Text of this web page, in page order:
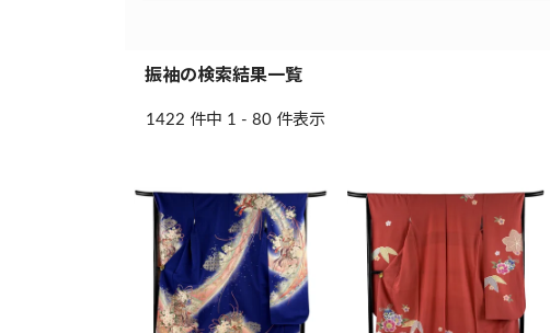
振袖の検索結果一覧
1422 件中 1 - 80 件表示